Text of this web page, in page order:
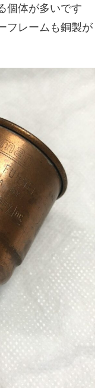
個体が多いです
フレームも銅製が